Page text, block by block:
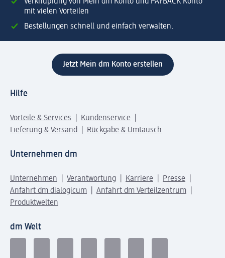
mit vielen Vorteilen
Bestellungen schnell und einfach verwalten.
Jetzt Mein dm Konto erstellen
Hilfe
Vorteile & Services
Kundenservice
Lieferung & Versand
Rückgabe & Umtausch
Unternehmen dm
Unternehmen Verantwortung Karriere
Presse
Anfahrt dm dialogicum
Anfahrt dm Verteilzentrum
Produktwelten
dm Welt